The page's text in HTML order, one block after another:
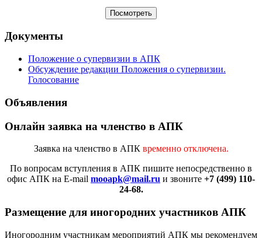
Документы
Положение о супервизии в АПК
Обсуждение редакции Положения о супервизии.
Голосование
Объявления
Онлайн заявка на членство в АПК
Заявка на членство в АПК временно отключена.
По вопросам вступления в АПК пишите непосредственно в
офис АПК на E-mail mooapk@mail.ru и звоните +7 (499) 110-
24-68.
Размещение для иногородних участников АПК
Иногородним участникам мероприятий АПК мы рекомендуем